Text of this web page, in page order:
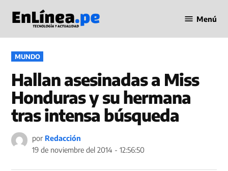
contenido
en Línea
Menú
PUBLICADO
EN
MUNDO
Hallan asesinadas a Miss
Honduras y su hermana
tras intensa búsqueda
por Redacción
19 de noviembre del 2014 - 12:56:50